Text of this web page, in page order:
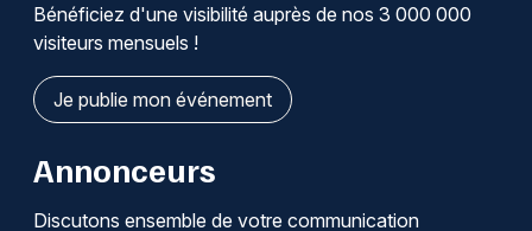
Bénéficiez d'une visibilité auprès de nos 3 000 000
visiteurs mensuels !
Je publie mon événement
Annonceurs
Discutons ensemble de votre communication